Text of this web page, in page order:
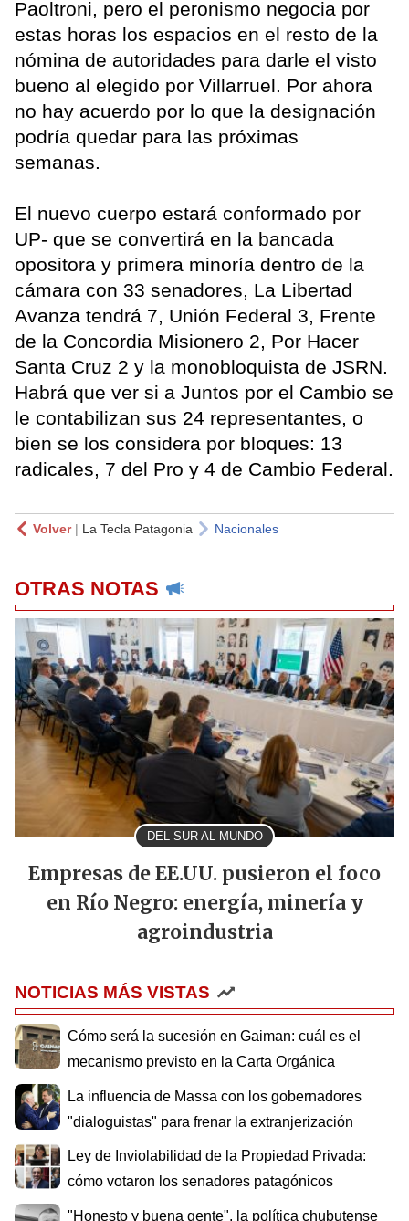
Paoltroni, pero el peronismo negocia por
estas horas los espacios en el resto de la
nómina de autoridades para darle el visto
bueno al elegido por Villarruel. Por ahora
no hay acuerdo por lo que la designación
podría quedar para las próximas
semanas.
El nuevo cuerpo estará conformado por
UP- que se convertirá en la bancada
opositora y primera minoría dentro de la
cámara con 33 senadores, La Libertad
Avanza tendrá 7, Unión Federal 3, Frente
de la Concordia Misionero 2, Por Hacer
Santa Cruz 2 y la monobloquista de JSRN.
Habrá que ver si a Juntos por el Cambio se
le contabilizan sus 24 representantes, o
bien se los considera por bloques: 13
radicales, 7 del Pro y 4 de Cambio Federal.
Volver| La Tecla Patagonia Nacionales
OTRAS NOTAS
DEL SUR AL MUNDO
Empresas de EE.UU. pusieron el foco
en Río Negro: energía, minería y
agroindustria
NOTICIAS MÁS VISTAS
Cómo será la sucesión en Gaiman: cuál es el
mecanismo previsto en la Carta Orgánica
La influencia de Massa con los gobernadores
"dialoguistas" para frenar la extranjerización
Ley de Inviolabilidad de la Propiedad Privada:
cómo votaron los senadores patagónicos
"Honesto y buena gente", la política chubutense